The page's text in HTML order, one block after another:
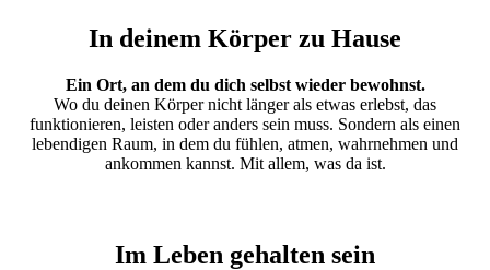
In deinem Körper zu Hause
Ein Ort, an dem du dich selbst wieder bewohnst.
Wo du deinen Körper nicht länger als etwas erlebst, das
funktionieren, leisten oder anders sein muss. Sondern als einen
lebendigen Raum, in dem du fühlen, atmen, wahrnehmen und
ankommen kannst. Mit allem, was da ist.
Im Leben gehalten sein